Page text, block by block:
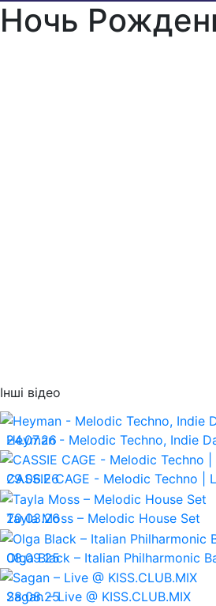
Ночь
Інші відео
24.07.26
Heyman - Melodic Techno, Indie
29.06.26
CASSIE CAGE - Melodic Techno |
20.03.26
Tayla Moss – Melodic House Set
08.09.25
Olga Black – Italian Philharmonic
28.08.25
Sagan – Live @ KISS.CLUB.MIX